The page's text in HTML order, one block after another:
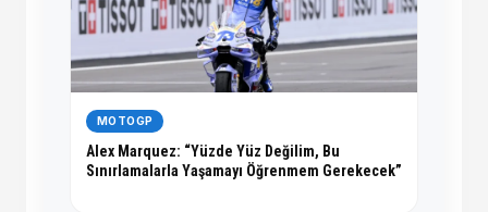
MOTOGP
Alex Marquez: “Yüzde Yüz Değilim, Bu
Sınırlamalarla Yaşamayı Öğrenmem Gerekecek”